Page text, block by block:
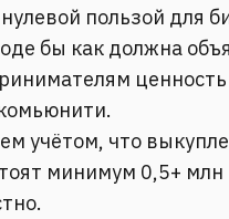
пользой для
бы как должна
учётом, что
минимум 0,5+ млн